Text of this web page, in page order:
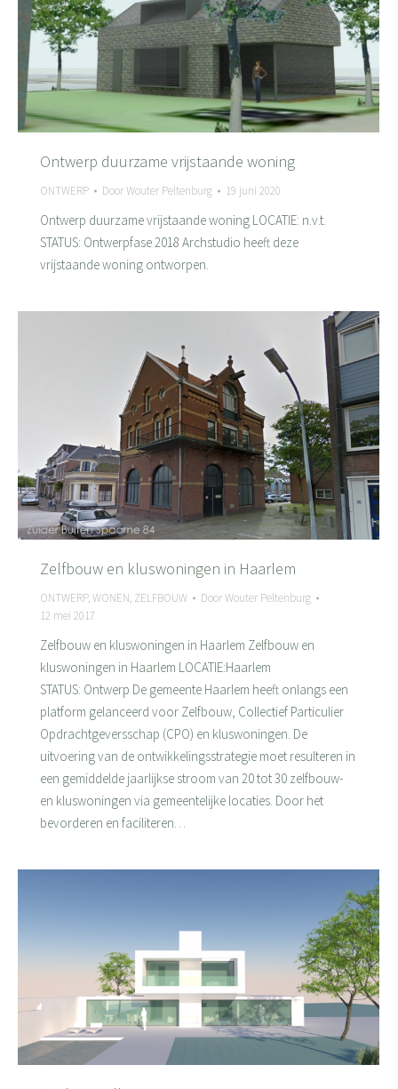
Ontwerp duurzame vrijstaande woning
ONTWERP DoorWouter Peltenburg 19 juni 2020
Ontwerp duurzame vrijstaande woning LOCATIE: n.v.t.
STATUS: Ontwerpfase 2018 Archstudio heeft deze
vrijstaande woning ontworpen.
Zelfbouw en kluswoningen in Haarlem
ONTWERP,WONEN, ZELFBOUW DoorWouter Peltenburg
12 mei 2017
Zelfbouw en kluswoningen in Haarlem Zelfbouw en
kluswoningen in Haarlem LOCATIE:Haarlem
STATUS: Ontwerp De gemeente Haarlem heeft onlangs een
platform gelanceerd voor Zelfbouw, Collectief Particulier
Opdrachtgeversschap (CPO) en kluswoningen. De
uitvoering van de ontwikkelingsstrategie moet resulteren in
een gemiddelde jaarlijkse stroom van 20 tot 30 zelfbouw-
en kluswoningen via gemeentelijke locaties. Door het
bevorderen en faciliteren…